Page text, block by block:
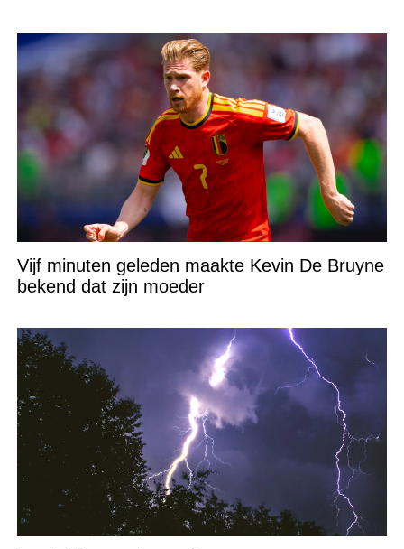
Vijf minuten geleden maakte Kevin De Bruyne
bekend dat zijn moeder